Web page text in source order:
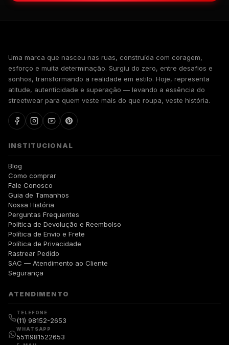
Uma marca que nasceu nas ruas, construída com coragem,
esforço e muita determinação. Surgiu do zero, entre desafios e
sonhos, transformando a realidade em estilo. Hoje, representa
atitude, autenticidade e superação — levando a essência do
streetwear para quem veste mais do que roupa, veste história.
INSTITUCIONAL
Blog
Como comprar
Fale Conosco
Guia de Tamanhos
Nossa História
Perguntas Frequentes
Política de Devolução e Reembolso
Política de Envio e Frete
Política de Privacidade
Rastrear Pedido
SAC — Atendimento ao Cliente
Segurança
ATENDIMENTO
TELEFONE
(11) 98152-2653
WHATSAPP
5511981522653